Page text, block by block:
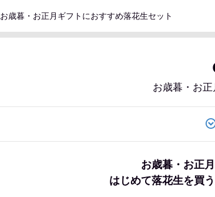
お歳暮・お正月ギフトにおすすめ落花生セット
お歳暮・お
お歳暮・お正
はじめて落花生を買